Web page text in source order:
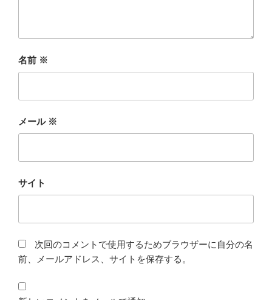
名前 ※
メール ※
サイト
次回のコメントで使用するためブラウザーに自分の名
前、メールアドレス、サイトを保存する。